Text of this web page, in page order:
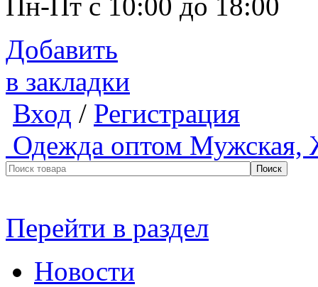
Добавить
в закладки
Вход / Регистрация
Одежда оптом Мужская,
Перейти в раздел
Новости